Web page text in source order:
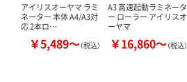
アイリスオーヤマ ラミ
ネーター 本体 A4/A3対
応 2本ロ…
￥5,489～（税込）
A3 高速起動ラミネータ
ー ローラー アイリスオ
ーヤマ
￥16,860～（税込）